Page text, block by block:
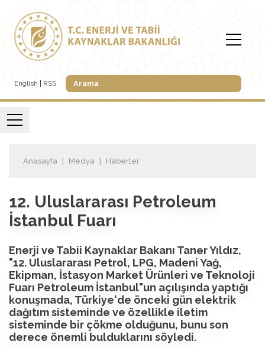
English RSS
Anasayfa Medya Haberler
12. Uluslararası Petroleum
İstanbul Fuarı
Enerji ve Tabii Kaynaklar Bakanı Taner Yıldız,
"12. Uluslararası Petrol, LPG, Madeni Yağ,
Ekipman, İstasyon Market Ürünleri ve Teknoloji
Fuarı Petroleum İstanbul"un açılışında yaptığı
konuşmada, Türkiye'de önceki gün elektrik
dağıtım sisteminde ve özellikle iletim
sisteminde bir çökme olduğunu, bunu son
derece önemli bulduklarını söyledi.